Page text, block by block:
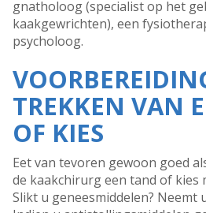
gnatholoog (specialist op het
kaakgewrichten), een
psycholoog.
TREKKEN VAN
OF KIES
Eet van tevoren gewoon goed
de kaakchirurg een tand of kies
Slikt u geneesmiddelen? Neemt